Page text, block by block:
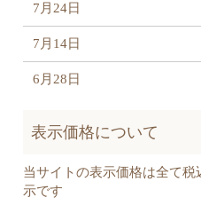
7月24日
7月14日
6月28日